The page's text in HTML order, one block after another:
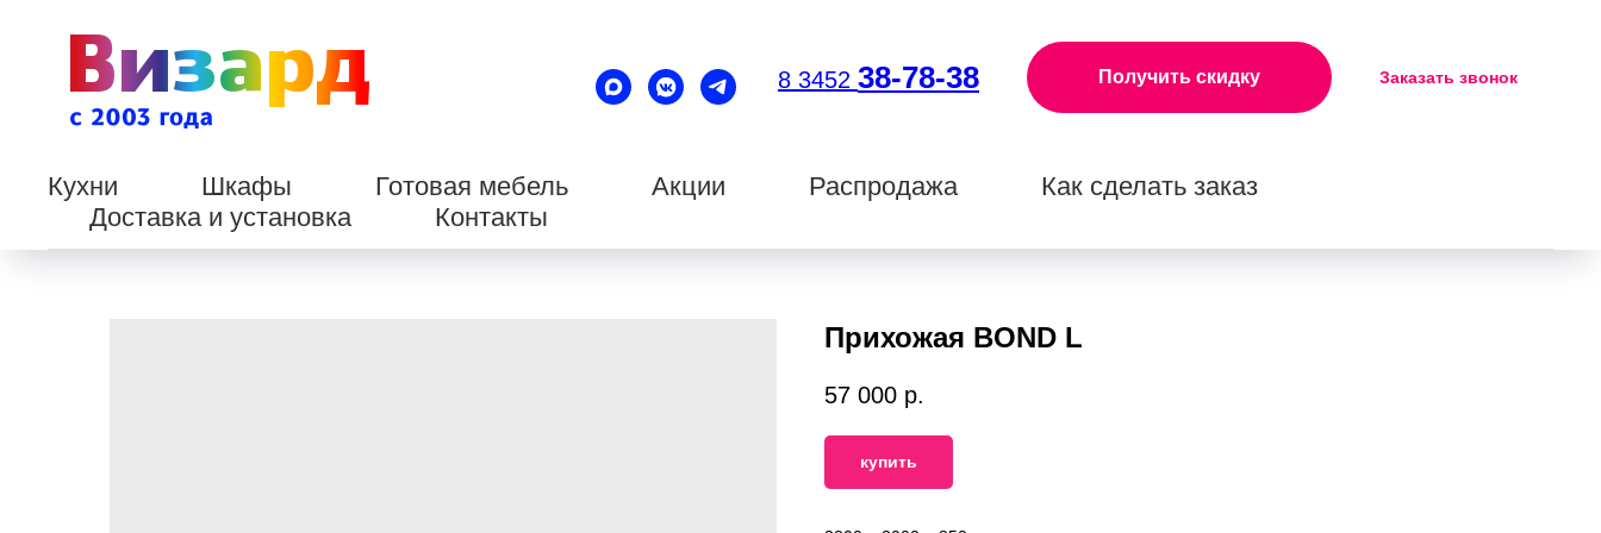
8 3452 38-78-38 Получить скидку Заказать звонок
Кухни Шкафы Готовая мебель Акции Распродажа
Как сделать заказ
Доставка и установка
Контакты
Прихожая BOND L
57 000 р.
купить